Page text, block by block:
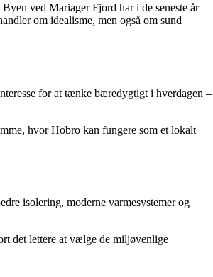
ved Mariager Fjord har i de seneste år
om idealisme, men også om sund
for at tænke bæredygtigt i hverdagen –
hvor Hobro kan fungere som et lokalt
isolering, moderne varmesystemer og
det lettere at vælge de miljøvenlige